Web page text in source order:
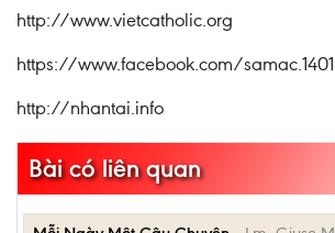
http://www.vietcatholic.org
https://www.facebook.com/
http://nhantai.info
Bài có liên quan